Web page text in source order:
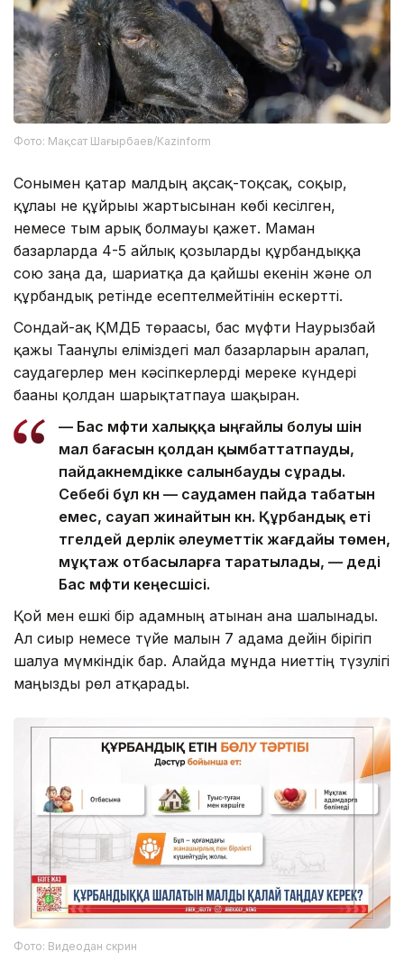
Фото: Мақсат Шағырбаев/Kazinform
Сонымен қатар малдың ақсақ-тоқсақ, соқыр,
құлағы не құйрығы жартысынан көбі кесілген,
немесе тым арық болмауы қажет. Маман
базарларда 4-5 айлық қозыларды құрбандыққа
сою заңға да, шариғатқа да қайшы екенін және ол
құрбандық ретінде есептелмейтінін ескертті.
Сондай-ақ ҚМДБ төрағасы, бас мүфти Наурызбай
қажы Тағанұлы еліміздегі мал базарларын аралап,
саудагерлер мен кәсіпкерлерді мереке күндері
бағаны қолдан шарықтатпауға шақырған.
— Бас мүфти халыққа ыңғайлы болуы үшін
мал бағасын қолдан қымбаттатпауды,
пайдакүнемдікке салынбауды сұрады.
Себебі бұл күн — саудамен пайда табатын
емес, сауап жинайтын күн. Құрбандық еті
түгелдей дерлік әлеуметтік жағдайы төмен,
мұқтаж отбасыларға таратылады, — деді
Бас мүфти кеңесшісі.
Қой мен ешкі бір адамның атынан ғана шалынады.
Ал сиыр немесе түйе малын 7 адамға дейін бірігіп
шалуға мүмкіндік бар. Алайда мұнда ниеттің түзулігі
маңызды рөл атқарады.
Фото: Видеодан скрин